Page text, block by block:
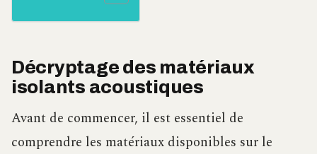
Décryptage des matériaux
isolants acoustiques
Avant de commencer, il est essentiel de
comprendre les matériaux disponibles sur le